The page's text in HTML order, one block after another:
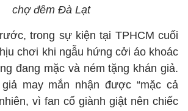
chợ đêm Đà Lạt
trong sự kiện tại TPHCM cuối
chơi khi ngẫu hứng cởi áo khoác
đang mặc và ném tặng khán giả.
may mắn nhận được “mặc cả
vì fan cố giành giật nên chiếc